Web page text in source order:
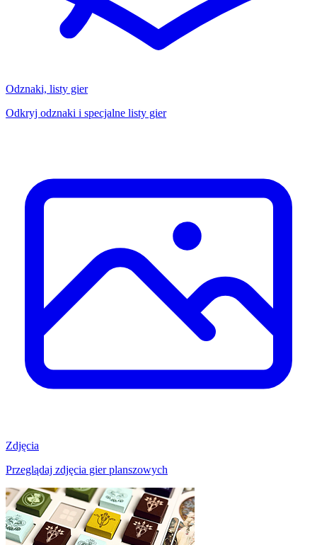
Odznaki, listy gier
Odkryj odznaki i specjalne listy gier
Zdjęcia
Przeglądaj zdjęcia gier planszowych